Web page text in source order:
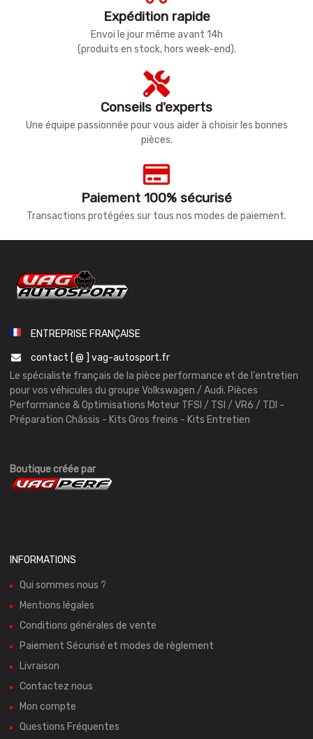
Expédition rapide
Envoi le jour même avant 14h
(produits en stock, hors week-end).
Conseils d'experts
Une équipe passionnée pour vous aider à choisir les bonnes
pièces.
Paiement 100% sécurisé
Transactions protégées sur tous nos modes de paiement.
ENTREPRISE FRANÇAISE
contact [ @ ] vag-autosport.fr
Le spécialiste français de la pièce performance et de l'entretien
pour vos véhicules du groupe Volkswagen / Audi. Pièces
Performance & Optimisations Moteur TFSI / TSI / VR6 / TDI -
Préparation Châssis - Kits Gros freins - Kits Entretien
Boutique créée par
INFORMATIONS
Qui sommes nous ?
Mentions légales
Conditions générales de vente
Paiement Sécurisé et modes de règlement
Livraison
Contactez nous
Mon compte
Questions Fréquentes